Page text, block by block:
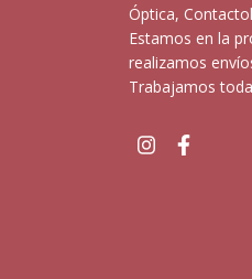
Óptica,
Estamos en la
realizamos
Trabajamos